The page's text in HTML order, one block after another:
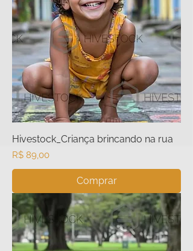
Hivestock_Criança brincando na rua
Preço
R$ 89,00
Comprar